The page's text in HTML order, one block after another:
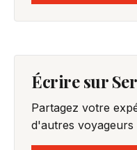
Écrire sur
Partagez votre
d'autres voyageurs